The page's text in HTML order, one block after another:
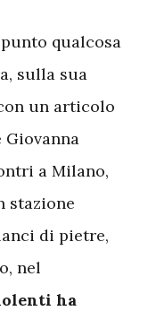
qualcosa
sulla sua
un articolo
a Milano,
stazione
di pietre,
nel
ha